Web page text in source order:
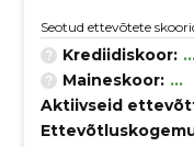
Seotud ettevõtete
Krediidiskoor:
Maineskoor: ...
Aktiivseid